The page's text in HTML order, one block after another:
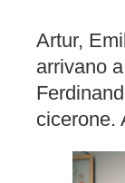
Artur,
arrivano
cicerone.